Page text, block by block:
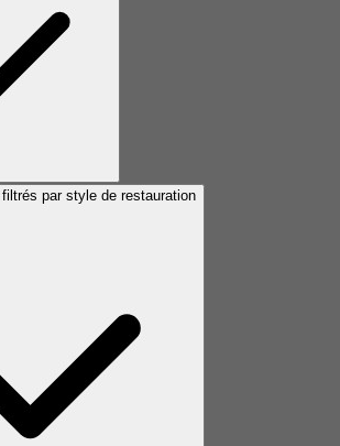
par style de restauration